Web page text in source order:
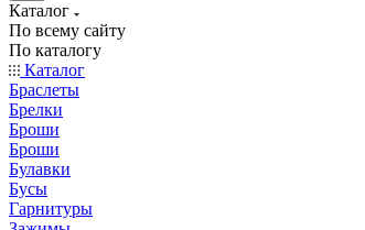
Каталог
По всему сайту
По каталогу
Каталог
Браслеты
Брелки
Броши
Броши
Булавки
Бусы
Гарнитуры